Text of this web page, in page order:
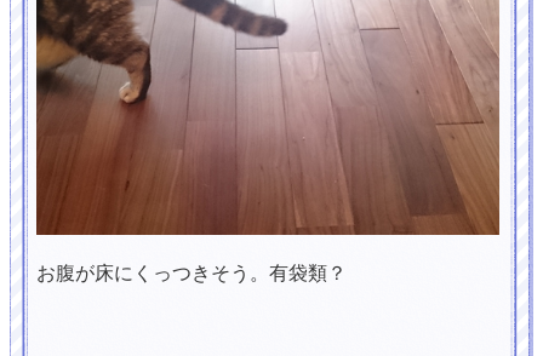
お腹が床にくっつきそう。有袋類？